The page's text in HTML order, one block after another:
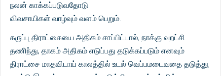
நலன் காக்கப்படுவதோடு
விவசாயிகள் வாழ்வும் வளம் பெறும்.
கருப்பு திராட்சையை அதிகம் சாப்பிட்டால், நாக்கு வறட்சி
தணிந்து, தாகம் அதிகம் எடுப்பது தடுக்கப்படும் எனவும்
திராட்சை மாதவிடாய் காலத்தில் உடல் வெப்பமடைவதை தடுத்து,